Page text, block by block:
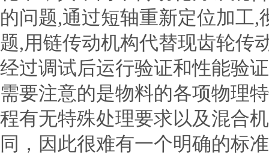
的问题,通过短轴重新定位加工
题,用链传动机构代替现齿轮传
经过调试后运行验证和性能验
需要注意的是物料的各项物理
程有无特殊处理要求以及混合
同，因此很难有一个明确的标